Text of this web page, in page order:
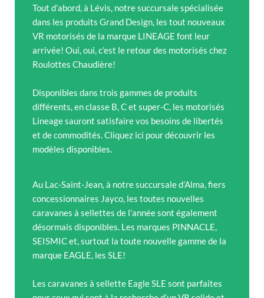
Tout d’abord, à Lévis, notre succursale spécialisée
dans les produits Grand Design, les tout nouveaux
VR motorisés de la marque LINEAGE font leur
arrivée! Oui, oui, c’est le retour des motorisés chez
Roulottes Chaudière!
Disponibles dans trois gammes de produits
différents, en classe B, C et super-C, les motorisés
Lineage sauront satisfaire vos besoins de libertés
et de commodités. Cliquez ici pour découvrir les
modèles disponibles.
Au Lac-Saint-Jean, à notre succursale d’Alma, fiers
concessionnaires Jayco, les toutes nouvelles
caravanes à sellettes de l’année sont également
désormais disponibles. Les marques PINNACLE,
SEISMIC et, surtout la toute nouvelle gamme de la
marque EAGLE, les SLE!
Les caravanes à sellette Eagle SLE sont parfaites